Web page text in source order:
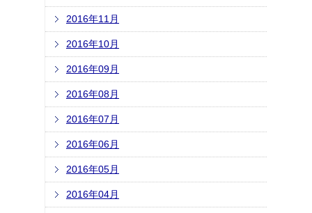
2016年11月
2016年10月
2016年09月
2016年08月
2016年07月
2016年06月
2016年05月
2016年04月